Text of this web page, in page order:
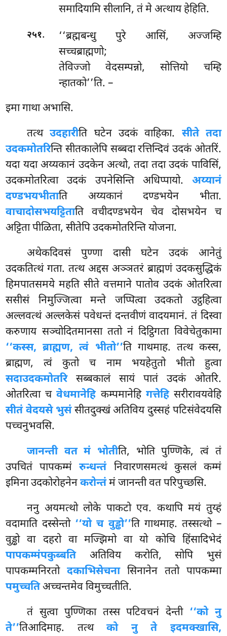
समादियामि सीलानि, तं मे अत्थाय हेहिति.
२५१.
‘‘ब्रह्मबन्धु पुरे आसिं, अज्जम्हि
सच्चब्राह्मणो;
तेविज्जो वेदसम्पन्नो, सोत्तियो चम्हि
न्हातको’’ति. –
इमागाथा अभासि.
तत्थउदहारीति घटेन उदकं वाहिका. सीते तदा
उदकमोतरिन्ति सीतकालेपि सब्बदा रत्तिन्दिवं उदकं ओतरिं.
यदा यदा अय्यकानं उदकेन अत्थो, तदा तदा उदकं पाविसिं,
उदकमोतरित्वा उदकं उपनेसिन्ति अधिप्पायो. अय्यानं
दण्डभयभीताति अय्यकानं दण्डभयेन भीता.
वाचादोसभयट्टिताति वचीदण्डभयेन चेव दोसभयेन च
अट्टिता पीळिता, सीतेपि उदकमोतरिन्ति योजना.
अथेकदिवसं पुण्णा दासी घटेन उदकं आनेतुं
उदकतित्थं गता. तत्थ अद्दस अञ्ञतरं ब्राह्मणं उदकसुद्धिकं
हिमपातसमये महति सीते वत्तमाने पातोव उदकं ओतरित्वा
ससीसं निमुज्जित्वा मन्ते जप्पित्वा उदकतो उट्ठहित्वा
अल्लवत्थं अल्लकेसं पवेधन्तं दन्तवीणं वादयमानं. तं दिस्वा
करुणाय सञ्चोदितमानसा ततो नं दिट्ठिगता विवेचेतुकामा
‘‘कस्स, ब्राह्मण, त्वं भीतो’’ति गाथमाह. तत्थ कस्स,
ब्राह्मण, त्वं कुतो च नाम भयहेतुतो भीतो हुत्वा
सदाउदकमोतरिसब्बकालं सायं पातं उदकं ओतरि.
ओतरित्वा चवेधमानेहिकम्पमानेहि गत्तेहिसरीरावयवेहि
सीतं वेदयसे भुसंसीतदुक्खं अतिविय दुस्सहं पटिसंवेदयसि
पच्चनुभवसि.
जानन्ती वत मं भोतीति, भोति पुण्णिके, त्वं तं
उपचितं पापकम्मंरुन्धन्तंनिवारणसमत्थं कुसलं कम्मं
इमिना उदकोरोहनेनकरोन्तंमं जानन्ती वत परिपुच्छसि.
ननु अयमत्थो लोके पाकटो एव. कथापि मयं तुय्हं
वदामाति दस्सेन्तो ‘‘यो च वुड्ढो’’ति गाथमाह. तस्सत्थो –
वुड्ढो वा दहरो वा मज्झिमो वा यो कोचि हिंसादिभेदं
पापकम्मंपकुब्बतिअतिविय करोति, सोपि भुसं
पापकम्मनिरतोदकाभिसेचनासिनानेन ततो पापकम्मा
पमुच्चतिअच्चन्तमेव विमुच्चतीति.
तं सुत्वा पुण्णिका तस्स पटिवचनं देन्ती ‘‘को नु
ते’’तिआदिमाह. तत्थको नु ते इदमक्खासि,